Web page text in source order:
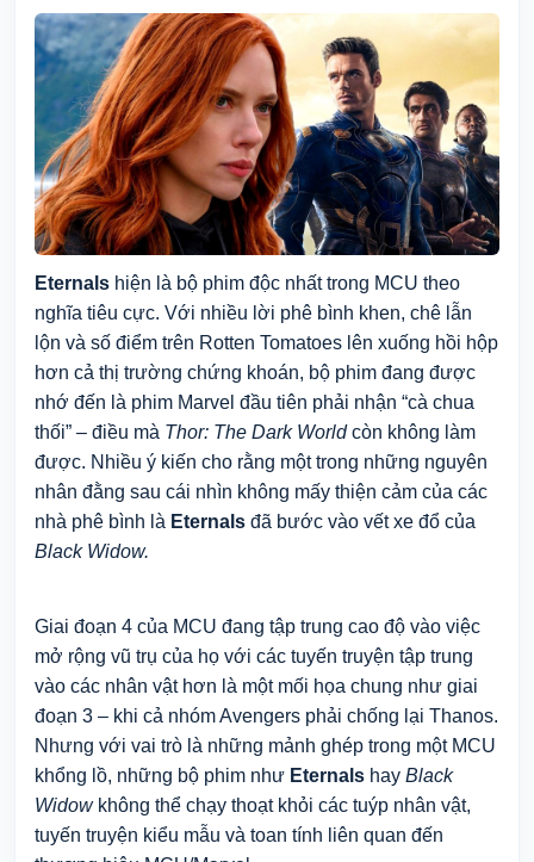
Eternals hiện là bộ phim độc nhất trong MCU theo
nghĩa tiêu cực. Với nhiều lời phê bình khen, chê lẫn
lộn và số điểm trên Rotten Tomatoes lên xuống hồi hộp
hơn cả thị trường chứng khoán, bộ phim đang được
nhớ đến là phim Marvel đầu tiên phải nhận “cà chua
thối” – điều mà Thor: The Dark Worldcòn không làm
được. Nhiều ý kiến cho rằng một trong những nguyên
nhân đằng sau cái nhìn không mấy thiện cảm của các
nhà phê bình là Eternals đã bước vào vết xe đổ của
Black Widow.
Giai đoạn 4 của MCU đang tập trung cao độ vào việc
mở rộng vũ trụ của họ với các tuyến truyện tập trung
vào các nhân vật hơn là một mối họa chung như giai
đoạn 3 – khi cả nhóm Avengers phải chống lại Thanos.
Nhưng với vai trò là những mảnh ghép trong một MCU
khổng lồ, những bộ phim như Eternals hay Black
Widowkhông thể chạy thoạt khỏi các tuýp nhân vật,
tuyến truyện kiểu mẫu và toan tính liên quan đến